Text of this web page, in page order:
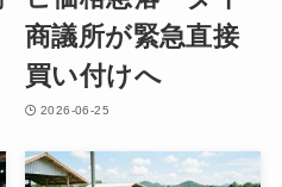
商議所が緊急直接
買い付けへ
2026-06-25